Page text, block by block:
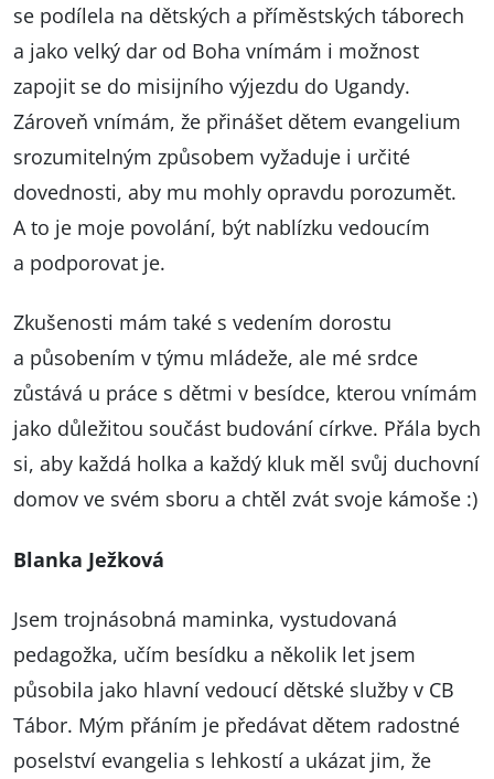
se podílela na dětských a příměstských táborech
a jako velký dar od Boha vnímám i možnost
zapojit se do misijního výjezdu do Ugandy.
Zároveň vnímám, že přinášet dětem evangelium
srozumitelným způsobem vyžaduje i určité
dovednosti, aby mu mohly opravdu porozumět.
A to je moje povolání, být nablízku vedoucím
a podporovat je.
Zkušenosti mám také s vedením dorostu
a působením v týmu mládeže, ale mé srdce
zůstává u práce s dětmi v besídce, kterou vnímám
jako důležitou součást budování církve. Přála bych
si, aby každá holka a každý kluk měl svůj duchovní
domov ve svém sboru a chtěl zvát svoje kámoše :)
Blanka Ježková
Jsem trojnásobná maminka, vystudovaná
pedagožka, učím besídku a několik let jsem
působila jako hlavní vedoucí dětské služby v CB
Tábor. Mým přáním je předávat dětem radostné
poselství evangelia s lehkostí a ukázat jim, že